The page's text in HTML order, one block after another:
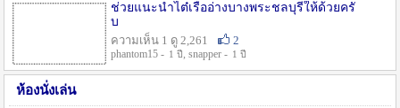
ช่วยแนะนำไต๋เรืออ่างบางพระชลบุรีให้ด้วยครั
บ
ความเห็น 1 ดู 2,261
2
phantom15 - 1 ปี , snapper - 1 ปี
ห้องนั่งเล่น